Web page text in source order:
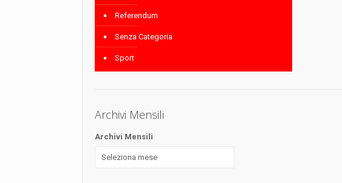
Referendum
Senza Categoria
Sport
Archivi Mensili
Archivi Mensili